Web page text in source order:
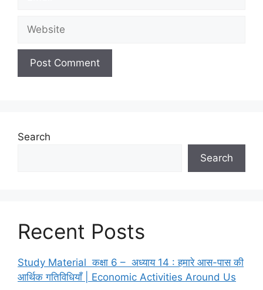
Search
Search
Recent Posts
Study Material कक्षा 6 – अध्याय 14 : हमारे आस-पास की
आर्थिक गतिविधियाँ | Economic Activities Around Us